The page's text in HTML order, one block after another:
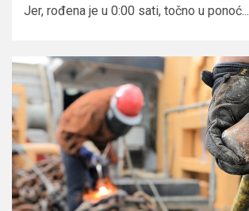
Jer, rođena je u 0:00 sati, točno u ponoć...